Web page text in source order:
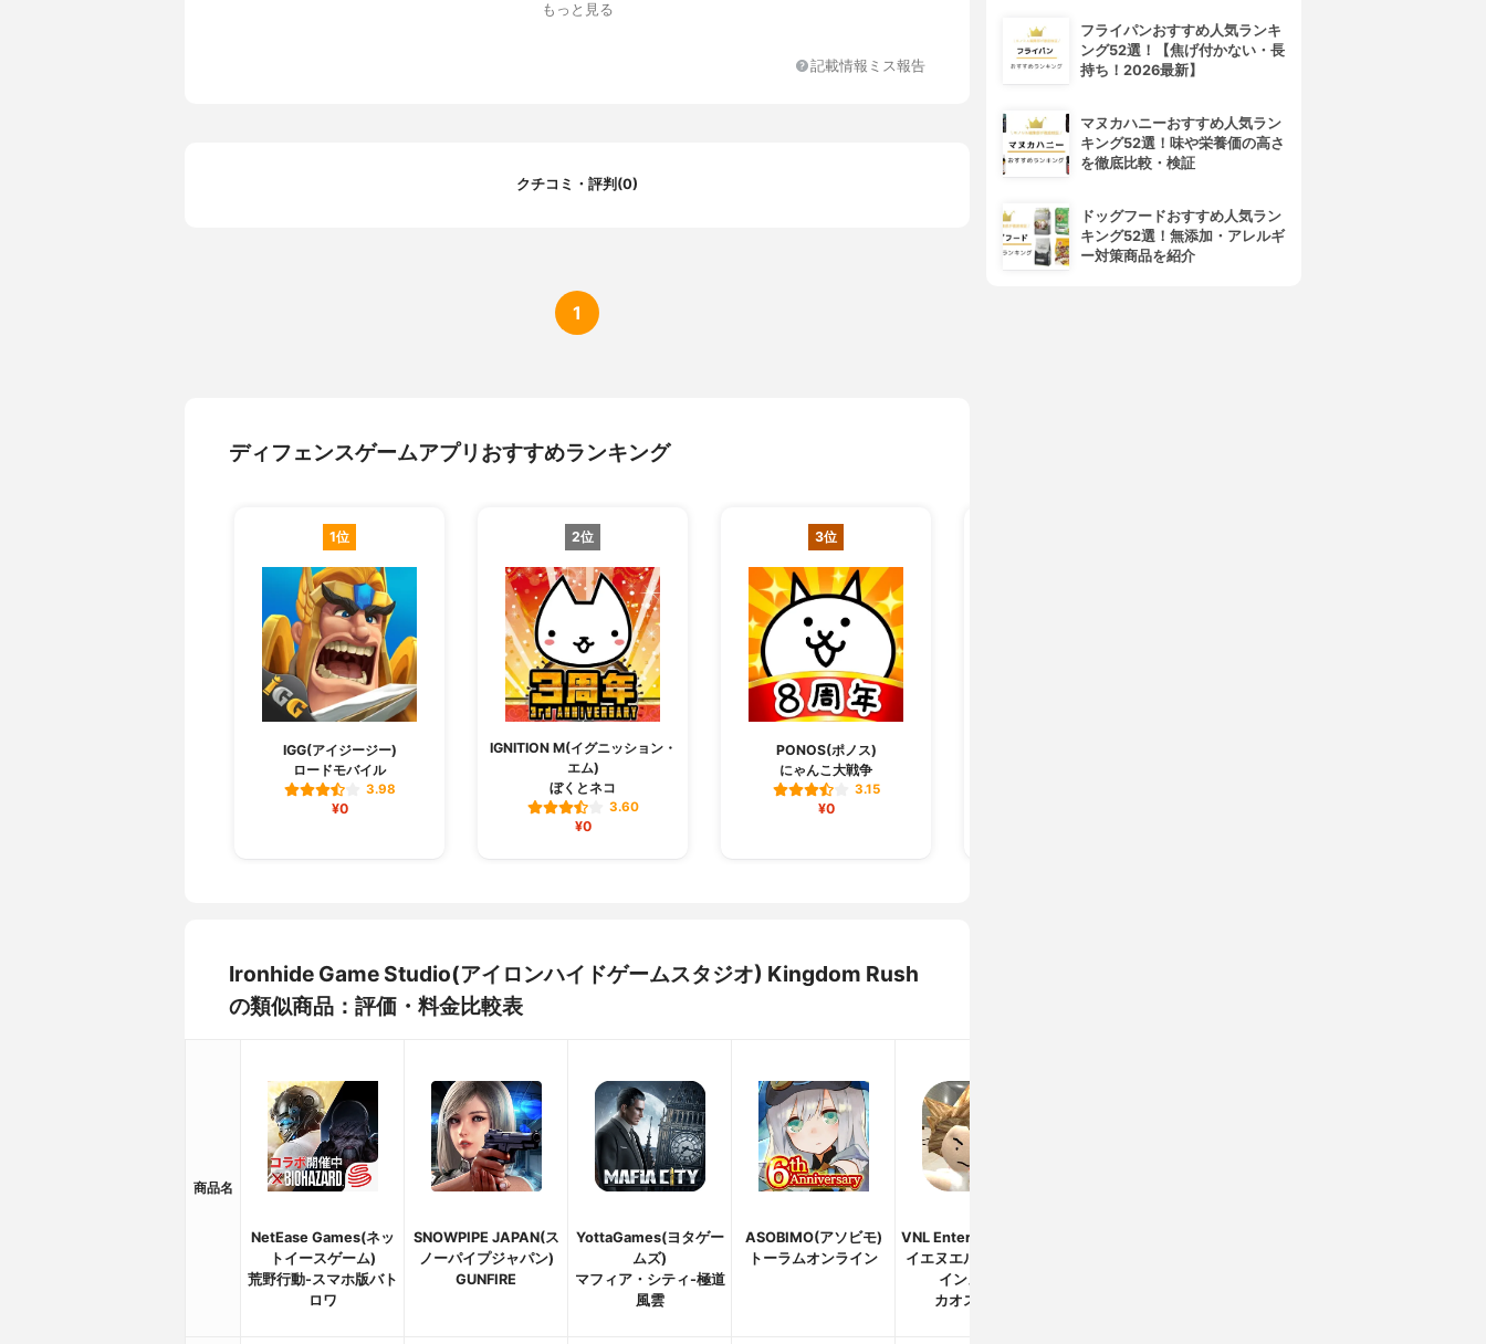
もっと見る
記載情報ミス報告
クチコミ・評判(0)
1
ディフェンスゲームアプリおすすめランキング
1位
IGG(アイジージー)
ロードモバイル
3.98
¥0
2位
IGNITION M(イグニッション・
エム)
ぼくとネコ
3.60
¥0
3位
PONOS(ポノス)
にゃんこ大戦争
3.15
¥0
Ironhide Game Studio(アイロンハイドゲームスタジオ) Kingdom Rush
の類似商品：評価・料金比較表
商品名
NetEase Games(ネッ
トイースゲーム)
荒野行動-スマホ版バト
ロワ
SNOWPIPE JAPAN(ス
ノーパイプジャパン)
GUNFIRE
YottaGames(ヨタゲー
ムズ)
マフィア・シティ-極道
風雲
ASOBIMO(アソビモ)
トーラムオンライン
VNL Entertainment(ブ
イエヌエルエンターテ
インメント)
カオスの学校
フライパンおすすめ人気ランキ
ング52選！【焦げ付かない・長
持ち！2026最新】
マヌカハニーおすすめ人気ラン
キング52選！味や栄養価の高さ
を徹底比較・検証
ドッグフードおすすめ人気ラン
キング52選！無添加・アレルギ
ー対策商品を紹介